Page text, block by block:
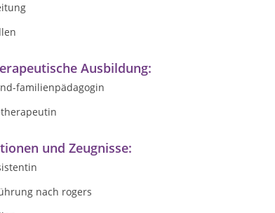
Ausbildung:
familienpädagogin
und Zeugnisse:
nach rogers